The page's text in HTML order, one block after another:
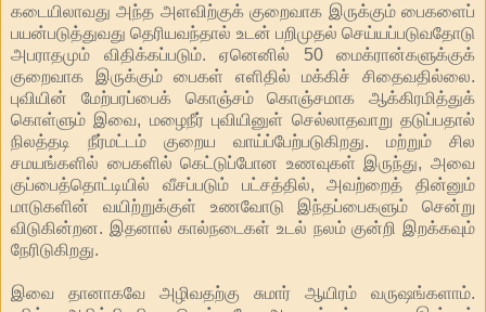
கடையிலாவது அந்த அளவிற்குக் குறைவாக இருக்கும் பைகளைப்
பயன்படுத்துவது தெரியவந்தால் உடன் பறிமுதல் செய்யப்படுவதோடு
அபராதமும் விதிக்கப்படும். ஏனெனில் 50 மைக்ரான்களுக்குக்
குறைவாக இருக்கும் பைகள் எளிதில் மக்கிச் சிதைவதில்லை.
புவியின் மேற்பரப்பைக் கொஞ்சம் கொஞ்சமாக ஆக்கிரமித்துக்
கொள்ளும் இவை, மழைநீர் புவியினுள் செல்லாதவாறு தடுப்பதால்
நிலத்தடி நீர்மட்டம் குறைய வாய்ப்பேற்படுகிறது. மற்றும் சில
சமயங்களில் பைகளில் கெட்டுப்போன உணவுகள் இருந்து, அவை
குப்பைத்தொட்டியில் வீசப்படும் பட்சத்தில், அவற்றைத் தின்னும்
மாடுகளின் வயிற்றுக்குள் உணவோடு இந்தப்பைகளும் சென்று
விடுகின்றன. இதனால் கால்நடைகள் உடல் நலம் குன்றி இறக்கவும்
நேரிடுகிறது.
இவை தானாகவே அழிவதற்கு சுமார் ஆயிரம் வருஷங்களாம்.